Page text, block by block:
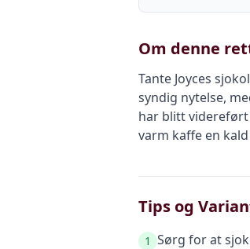
Om denne
Tante Joyces
syndig nytelse,
har blitt videreført
varm kaffe en
Tips og
1 Sørg for at